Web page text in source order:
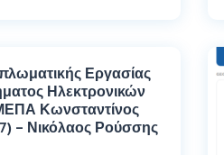
Εργασίας
Ηλεκτρονικών
Κωνσταντίνος
– Νικόλαος Ρούσσης